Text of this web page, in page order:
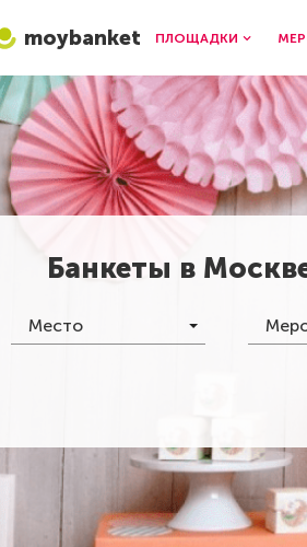
moybanket ПЛОЩАДКИ
Банкеты в
Место